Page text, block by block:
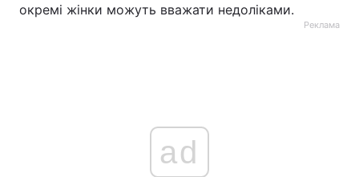
окремі жінки можуть вважати недоліками.
Реклама
ad